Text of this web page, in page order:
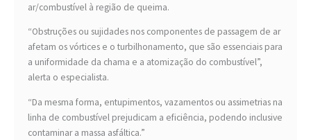
ar/combustível à região de queima.
“Obstruções ou sujidades nos componentes de passagem de ar
afetam os vórtices e o turbilhonamento, que são essenciais para
a uniformidade da chama e a atomização do combustível”,
alerta o especialista.
“Da mesma forma, entupimentos, vazamentos ou assimetrias na
linha de combustível prejudicam a eficiência, podendo inclusive
contaminar a massa asfáltica.”